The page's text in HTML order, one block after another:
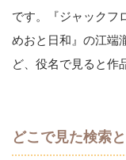
です。『ジャックフ
めおと日和』の江端
ど、役名で見ると作
どこで見た検索